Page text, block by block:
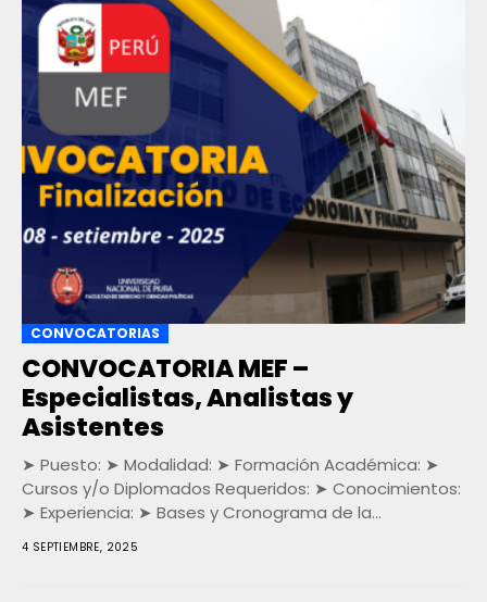
CONVOCATORIAS
CONVOCATORIA MEF –
Especialistas, Analistas y
Asistentes
➤ Puesto: ➤ Modalidad: ➤ Formación Académica: ➤
Cursos y/o Diplomados Requeridos: ➤ Conocimientos:
➤ Experiencia: ➤ Bases y Cronograma de la
4 SEPTIEMBRE, 2025